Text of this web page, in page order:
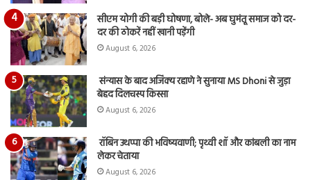
सीएम योगी की बड़ी घोषणा, बोले- अब घुमंतू समाज को दर-
दर की ठोकरें नहीं खानी पड़ेंगी
August 6, 2026
संन्यास के बाद अजिंक्‍य रहाणे ने सुनाया MS Dhoni से जुड़ा
बेहद दिलचस्प किस्सा
August 6, 2026
रॉबिन उथप्पा की भविष्यवाणी; पृथ्वी शॉ और कांबली का नाम
लेकर चेताया
August 6, 2026